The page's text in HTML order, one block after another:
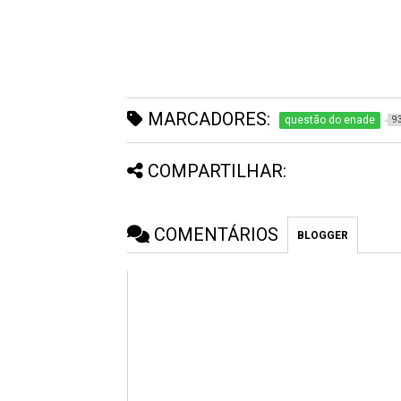
MARCADORES: questão do enade
COMPARTILHAR:
COMENTÁRIOS BLOGGER